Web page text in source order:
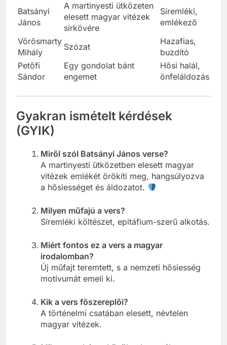
Batsányi
János
A martinyesti ütközeten
elesett magyar vitézek
sírkövére
Síremléki,
emlékező
Vörösmarty
Mihály
Szózat
Hazafias,
buzdító
Petőfi
Sándor
Egy gondolat bánt
engemet
Hősi halál,
önfeláldozás
Gyakran ismételt kérdések
(GYIK)
Miről szól Batsányi János verse?
A martinyesti ütközetben elesett magyar
vitézek emlékét örökíti meg, hangsúlyozva
a hősiességet és áldozatot.
Milyen műfajú a vers?
Síremléki költészet, epitáfium-szerű alkotás.
Miért fontos ez a vers a magyar
irodalomban?
Új műfajt teremtett, s a nemzeti hősiesség
motívumát emeli ki.
Kik a vers főszereplői?
A történelmi csatában elesett, névtelen
magyar vitézek.